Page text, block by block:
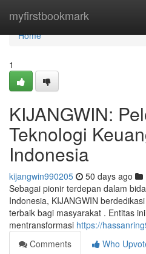
myfirstbookmark
Home
Home
1
KIJANGWIN:
Teknologi
Indonesia
kijangwin990205 50 days ago
Sebagai pionir terdepan dalam
Indonesia, KIJANGWIN
terbaik bagi masyarakat . Entitas
mentransformasi https://
Comments
Who